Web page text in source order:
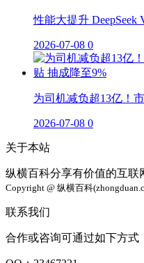
性能大提升
2026-07-08 0
为司机减负超13亿！
2026-07-08 0
关于本站
纵横百科分享有价值的互联
Copyright @ 纵横百科
联系我们
合作或咨询可通过如下方式